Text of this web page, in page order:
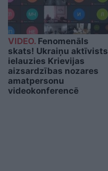
VIDEO. Fenomenāls
skats! Ukraiņu aktīvists
ielauzies Krievijas
aizsardzības nozares
amatpersonu
videokonferencē